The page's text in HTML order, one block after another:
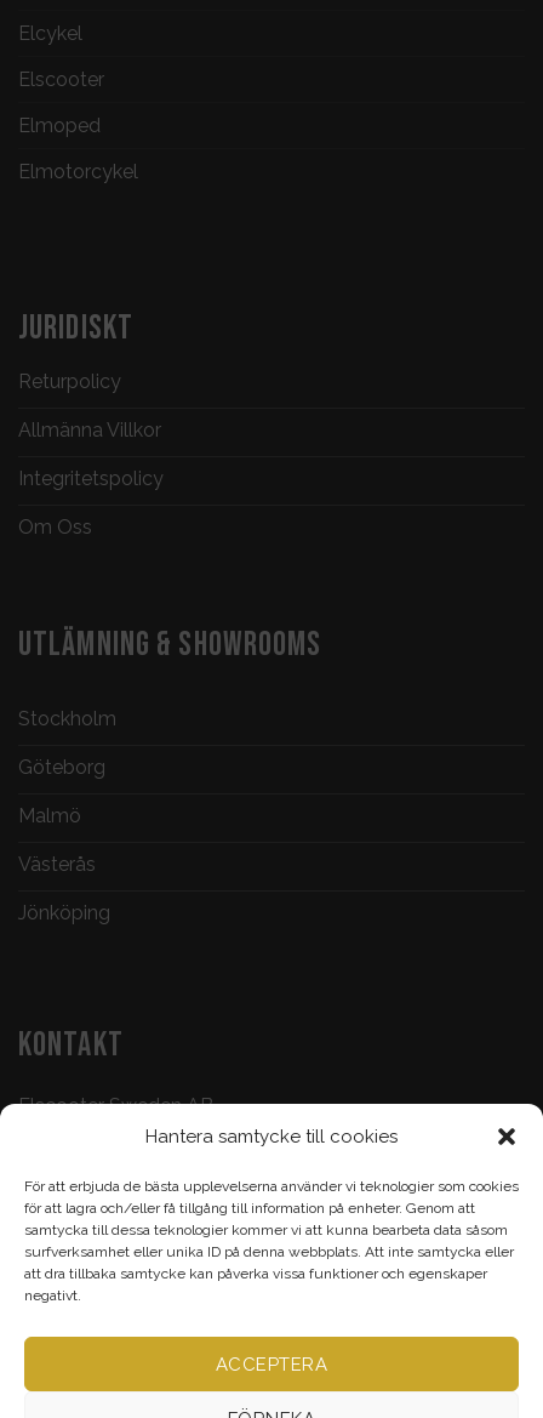
Hantera samtycke till cookies
För att erbjuda de bästa upplevelserna använder vi teknologier som cookies
för att lagra och/eller få tillgång till information på enheter. Genom att
samtycka till dessa teknologier kommer vi att kunna bearbeta data såsom
surfverksamhet eller unika ID på denna webbplats. Att inte samtycka eller
att dra tillbaka samtycke kan påverka vissa funktioner och egenskaper
negativt.
ACCEPTERA
Elcykel
Elscooter
Elmoped
Elmotorcykel
JURIDISKT
Returpolicy
Allmänna Villkor
Integritetspolicy
Om Oss
UTLÄMNING & SHOWROOMS
Stockholm
Göteborg
Malmö
Västerås
Jönköping
KONTAKT
Elscooter Sweden AB
073-500 47 72
Köp & Frågor: 070-395 17 93
Epost:
info@elscootersweden.com
Brunnsgatan 7, Jönköping
Alla rättigheter bevarade ©Elscootersweden.com2026